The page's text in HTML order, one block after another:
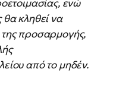
ενώ
κληθεί να
προσαρμογής,
από το μηδέν.